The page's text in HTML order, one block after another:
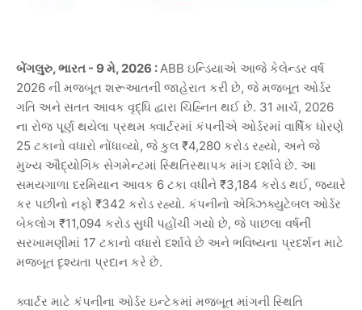
બેંગલુરુ,ભારત - 9મે, 2026 :ABB ઇન્ડિયાએ આજે કેલેન્ડર વર્ષ
2026 ની મજબૂત શરૂઆતની જાહેરાત કરી છે, જે મજબૂત ઓર્ડર
ગતિ અને સતત આવક વૃદ્ધિ દ્વારા ચિહ્નિત થઈ છે. 31 માર્ચ, 2026
ના રોજ પૂર્ણ થયેલા પ્રથમ ક્વાર્ટરમાં કંપનીએ ઓર્ડરમાં વાર્ષિક ધોરણે
25 ટકાનો વધારો નોંધાવ્યો, જે કુલ ₹4,280 કરોડ રહ્યો, અને જે
મુખ્ય ઔદ્યોગિક સેગમેન્ટમાં સ્થિતિસ્થાપક માંગ દર્શાવે છે. આ
સમયગાળા દરમિયાન આવક 6 ટકા વધીને ₹3,184 કરોડ થઈ, જ્યારે
કર પછીનો નફો ₹342 કરોડ રહ્યો. કંપનીનો એક્ઝિક્યુટેબલ ઓર્ડર
બેકલોગ ₹11,094 કરોડ સુધી પહોંચી ગયો છે, જે પાછલા વર્ષની
સરખામણીમાં 17 ટકાનો વધારો દર્શાવે છે અને ભવિષ્યના પ્રદર્શન માટે
મજબૂત દૃશ્યતા પ્રદાન કરે છે.
ક્વાર્ટર માટે કંપનીના ઓર્ડર ઇન્ટેકમાં મજબૂત માંગની સ્થિતિ